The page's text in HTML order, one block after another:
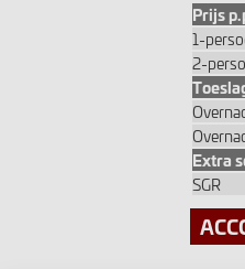
Prijs
1-
2-
Extra
SGR